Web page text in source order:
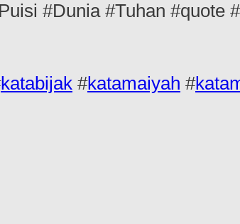
#Dunia #Tuhan #quote
katabijak #katamaiyah #